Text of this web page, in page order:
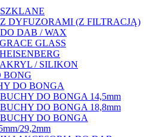
DYFUZORAMI (Z FILTRACJĄ)
DAB / WAX
GLASS
/ SILIKON
BONG
DO BONGA
DO BONGA 14,5mm
DO BONGA 18,8mm
DO BONGA
29,2mm